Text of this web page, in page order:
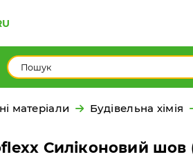
матеріали Будівельна хімія
Силіконовий шов